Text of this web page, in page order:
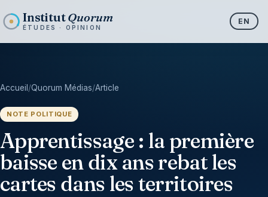
InstitutQuorum
ÉTUDES · OPINION
EN
Accueil /Quorum Médias/Article
NOTE POLITIQUE
Apprentissage : la première
baisse en dix ans rebat les
cartes dans les territoires